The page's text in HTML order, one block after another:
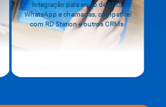
Integração para envio de SMS,
WhatsApp e chamadas, compatível
com RD Station e outros CRMs.